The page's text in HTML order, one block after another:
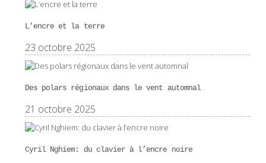
L’encre et la terre
23 octobre 2025
Des polars régionaux dans le vent automnal
21 octobre 2025
Cyril Nghiem: du clavier à l’encre noire